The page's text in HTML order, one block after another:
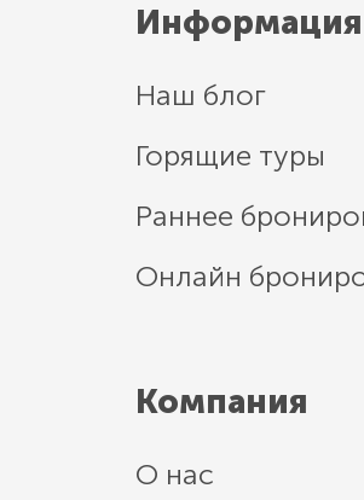
Информация
Наш блог
Горящие туры
Раннее
Онлайн
Компания
О нас